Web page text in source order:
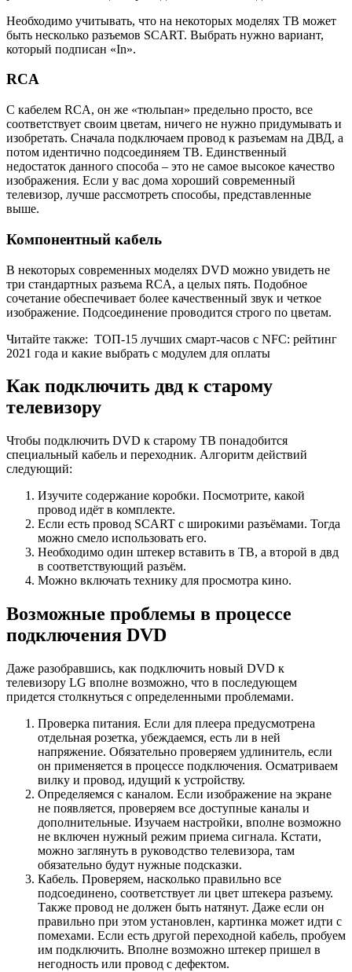
Необходимо учитывать, что на некоторых моделях ТВ может
быть несколько разъемов SCART. Выбрать нужно вариант,
который подписан «In».
RCA
С кабелем RCA, он же «тюльпан» предельно просто, все
соответствует своим цветам, ничего не нужно придумывать и
изобретать. Сначала подключаем провод к разъемам на ДВД, а
потом идентично подсоединяем ТВ. Единственный
недостаток данного способа – это не самое высокое качество
изображения. Если у вас дома хороший современный
телевизор, лучше рассмотреть способы, представленные
выше.
Компонентный кабель
В некоторых современных моделях DVD можно увидеть не
три стандартных разъема RCA, а целых пять. Подобное
сочетание обеспечивает более качественный звук и четкое
изображение. Подсоединение проводится строго по цветам.
Читайте также: ТОП-15 лучших смарт-часов c NFC: рейтинг
2021 года и какие выбрать с модулем для оплаты
Как подключить двд к старому
телевизору
Чтобы подключить DVD к старому ТВ понадобится
специальный кабель и переходник. Алгоритм действий
следующий:
Изучите содержание коробки. Посмотрите, какой
провод идёт в комплекте.
Если есть провод SCART с широкими разъёмами. Тогда
можно смело использовать его.
Необходимо один штекер вставить в ТВ, а второй в двд
в соответствующий разъём.
Можно включать технику для просмотра кино.
Возможные проблемы в процессе
подключения DVD
Даже разобравшись, как подключить новый DVD к
телевизору LG вполне возможно, что в последующем
придется столкнуться с определенными проблемами.
Проверка питания. Если для плеера предусмотрена
отдельная розетка, убеждаемся, есть ли в ней
напряжение. Обязательно проверяем удлинитель, если
он применяется в процессе подключения. Осматриваем
вилку и провод, идущий к устройству.
Определяемся с каналом. Если изображение на экране
не появляется, проверяем все доступные каналы и
дополнительные. Изучаем настройки, вполне возможно
не включен нужный режим приема сигнала. Кстати,
можно заглянуть в руководство телевизора, там
обязательно будут нужные подсказки.
Кабель. Проверяем, насколько правильно все
подсоединено, соответствует ли цвет штекера разъему.
Также провод не должен быть натянут. Даже если он
правильно при этом установлен, картинка может идти с
помехами. Если есть другой переходной кабель, пробуем
им подключить. Вполне возможно штекер пришел в
негодность или провод с дефектом.